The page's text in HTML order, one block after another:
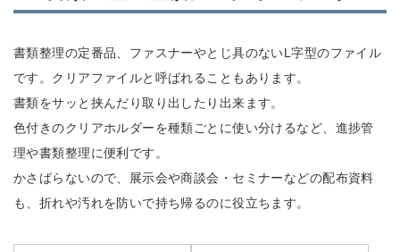
書類整理の定番品、ファスナーやとじ具のないL字型のファイル
です。クリアファイルと呼ばれることもあります。
書類をサッと挟んだり取り出したり出来ます。
色付きのクリアホルダーを種類ごとに使い分けるなど、進捗管
理や書類整理に便利です。
かさばらないので、展示会や商談会・セミナーなどの配布資料
も、折れや汚れを防いで持ち帰るのに役立ちます。